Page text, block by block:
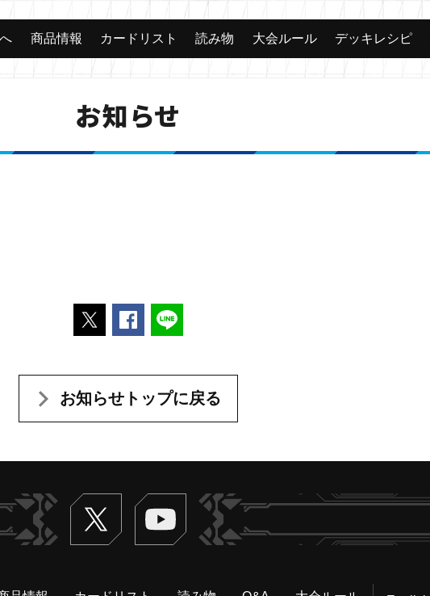
カード
商品情報 カードリスト 読み物 大会ルール デッキレシピ
お知らせ
ポストするFacebookでシェアする
お知らせトップに戻る
Twitter ヴァンガードch